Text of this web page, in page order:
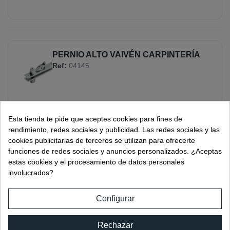
PERNIO ALTO VAIVÉN CARPINTERÍA
Ref: 04145
PERNIO BAJO VAIVÉN CARPINTERÍA
CUADRADILLO ITALIANO
Ref: 04146.I
PERNIO BAJO VAIVÉN CARPINTERÍA
Esta tienda te pide que aceptes cookies para fines de
rendimiento, redes sociales y publicidad. Las redes sociales y las
cookies publicitarias de terceros se utilizan para ofrecerte
funciones de redes sociales y anuncios personalizados. ¿Aceptas
estas cookies y el procesamiento de datos personales
involucrados?
Configurar
Rechazar